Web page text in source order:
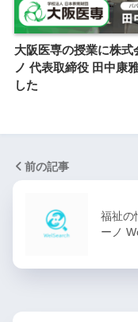
大阪医専の授業に株式
ノ 代表取締役 田中康
した
前の記事
福祉の
ーノ